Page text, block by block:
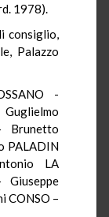
1978).
consiglio,
Palazzo
-
Brunetto
PALADIN
LA
CONSO –